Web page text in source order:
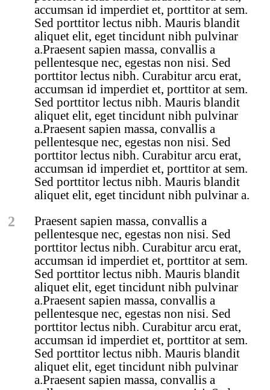
accumsan id imperdiet et, porttitor at sem.
Sed porttitor lectus nibh. Mauris blandit
aliquet elit, eget tincidunt nibh pulvinar
a.Praesent sapien massa, convallis a
pellentesque nec, egestas non nisi. Sed
porttitor lectus nibh. Curabitur arcu erat,
accumsan id imperdiet et, porttitor at sem.
Sed porttitor lectus nibh. Mauris blandit
aliquet elit, eget tincidunt nibh pulvinar
a.Praesent sapien massa, convallis a
pellentesque nec, egestas non nisi. Sed
porttitor lectus nibh. Curabitur arcu erat,
accumsan id imperdiet et, porttitor at sem.
Sed porttitor lectus nibh. Mauris blandit
aliquet elit, eget tincidunt nibh pulvinar a.
2
Praesent sapien massa, convallis a
pellentesque nec, egestas non nisi. Sed
porttitor lectus nibh. Curabitur arcu erat,
accumsan id imperdiet et, porttitor at sem.
Sed porttitor lectus nibh. Mauris blandit
aliquet elit, eget tincidunt nibh pulvinar
a.Praesent sapien massa, convallis a
pellentesque nec, egestas non nisi. Sed
porttitor lectus nibh. Curabitur arcu erat,
accumsan id imperdiet et, porttitor at sem.
Sed porttitor lectus nibh. Mauris blandit
aliquet elit, eget tincidunt nibh pulvinar
a.Praesent sapien massa, convallis a